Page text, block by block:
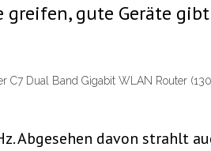
gute Geräte
Dual Band Gigabit WLAN Router
Abgesehen davon strahlt